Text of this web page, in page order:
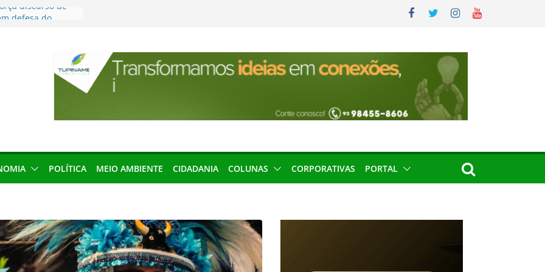
discurso de
por
pública
condenação e ex-
devolverá quase
podem barrar
de 2026 no
POLÍTICA MEIO AMBIENTE CIDADANIA COLUNAS CORPORATIVAS PORTAL